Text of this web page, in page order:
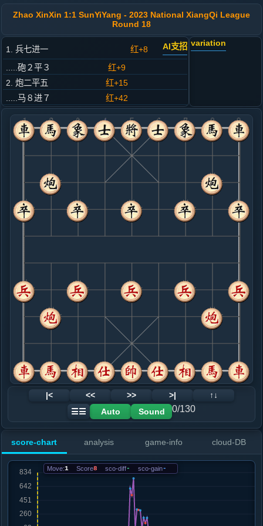
Zhao XinXin 1:1 SunYiYang - 2023 National XiangQi League
Round 18
1. 兵七进一 红+8 AI支招
.....砲２平３
红+9
2. 炮二平五
红+15
.....马８进７
红+42
3. 马二进三
红+26
.....象３进５
红+13
4. 车一平二
红+17
.....车９平８
红+18
5. 车二进四
红+17
.....砲８平９
6. 车二进五
红+18
.....马７退８
红+17
7. 炮五进四
红+26
8. 相七进五
红+17
.....马２进４
红+19
马８进７
9. 炮五平四
红+25
.....卒７进１
10. 兵五进一
红+30
.....卒３进１
红+22
车１平２
红+20
.....车１平２
红+15
12. 马八进六
红+17
红+15
13. 炮四进二
红+12
.....砲３平４
红+16
15. 兵六平五
.....马５进３
16. 车九平八
variation
|< << >> >|
↑↓
☰☰
Auto Sound 0/130
score-chart analysis game-info cloud-DB
Move:1 Score8 sco-diff- sco-gain-